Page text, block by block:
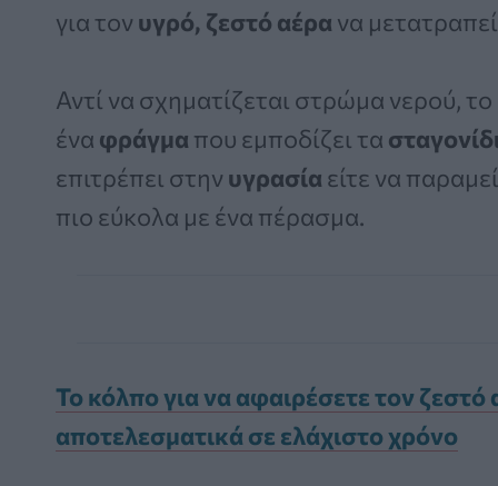
για τον υγρό, ζεστό αέρα να
Αντί να σχηματίζεται στρώμα νερού,
ένα φράγμα που εμποδίζει τα
επιτρέπει στην υγρασία είτε να
πιο εύκολα με ένα πέρασμα.
Το κόλπο για να αφαιρέσετε τον
αποτελεσματικά σε ελάχιστο χρόνο